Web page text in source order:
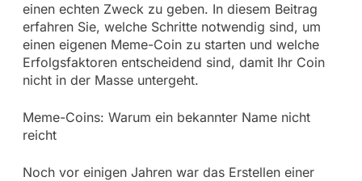
einen echten Zweck zu geben. In diesem Beitrag
erfahren Sie, welche Schritte notwendig sind, um
einen eigenen Meme-Coin zu starten und welche
Erfolgsfaktoren entscheidend sind, damit Ihr Coin
nicht in der Masse untergeht.
Meme-Coins: Warum ein bekannter Name nicht
reicht
Noch vor einigen Jahren war das Erstellen einer